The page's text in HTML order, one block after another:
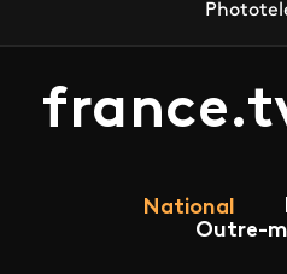
National
Outre-